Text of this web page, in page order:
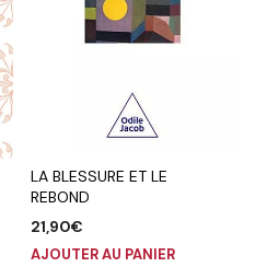
LA BLESSURE ET LE
REBOND
21,90€
AJOUTER AU PANIER